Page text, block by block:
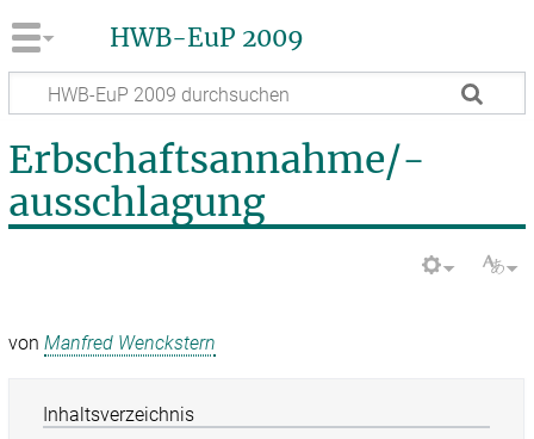
HWB-EuP 2009
Erbschaftsannahme/-
ausschlagung
vonManfred Wenckstern
Inhaltsverzeichnis